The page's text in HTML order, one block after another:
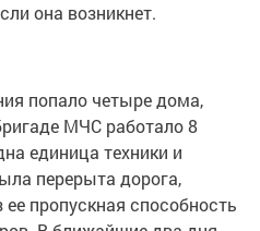
она возникнет.
попало четыре дома,
МЧС работало 8
единица техники и
перерыта дорога,
пропускная способность